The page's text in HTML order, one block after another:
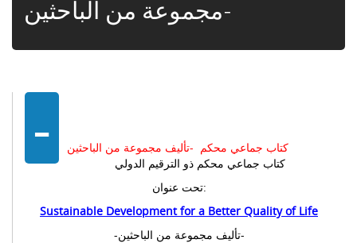
مجموعة من الباحثين-
-
كتاب جماعي محكم -تأليف مجموعة من الباحثين
كتاب جماعي محكم ذو الترقيم الدولي
تحت عنوان:
Sustainable Development for a Better Quality of Life
-تأليف مجموعة من الباحثين-